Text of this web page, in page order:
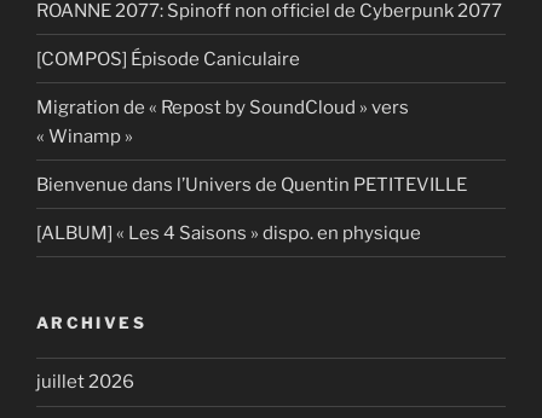
ROANNE 2077: Spinoff non officiel de Cyberpunk 2077
[COMPOS] Épisode Caniculaire
Migration de « Repost by SoundCloud » vers
« Winamp »
Bienvenue dans l’Univers de Quentin PETITEVILLE
[ALBUM] « Les 4 Saisons » dispo. en physique
ARCHIVES
juillet 2026